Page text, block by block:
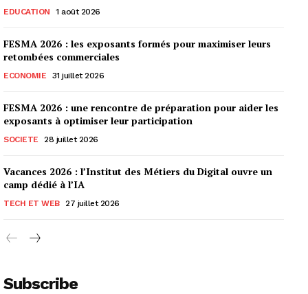
EDUCATION 1 août 2026
FESMA 2026 : les exposants formés pour maximiser leurs
retombées commerciales
ECONOMIE 31 juillet 2026
FESMA 2026 : une rencontre de préparation pour aider les
exposants à optimiser leur participation
SOCIETE 28 juillet 2026
Vacances 2026 : l’Institut des Métiers du Digital ouvre un
camp dédié à l’IA
TECH ET WEB 27 juillet 2026
Subscribe